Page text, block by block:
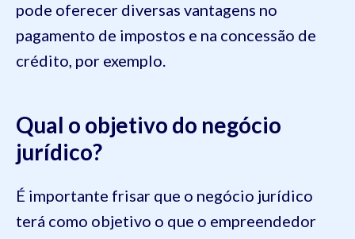
pode oferecer diversas vantagens no
pagamento de impostos e na concessão de
crédito, por exemplo.
Qual o objetivo do negócio
jurídico?
É importante frisar que o negócio jurídico
terá como objetivo o que o empreendedor